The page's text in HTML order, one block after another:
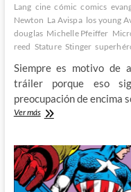
Lang cine cómic comics
Newton La Avispa los young
douglas Michelle Pfeiffer
reed Stature Stinger
Siempre es motivo de
tráiler porque eso
preocupación de encima
Ver másDestripamos
trailer
de
Ant-
Man